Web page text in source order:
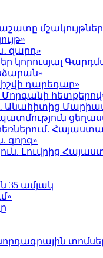
զարդ»
կորուսյալ
դարեդար»
Մորգանի
Անահիտից
գորգ»
Լուվրից
35 ամյակ